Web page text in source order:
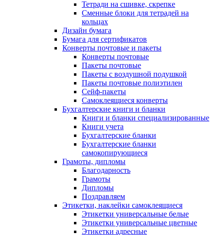
Тетради на сшивке, скрепке
Сменные блоки для тетрадей на
кольцах
Дизайн бумага
Бумага для сертификатов
Конверты почтовые и пакеты
Конверты почтовые
Пакеты почтовые
Пакеты с воздушной подушкой
Пакеты почтовые полиэтилен
Сейф-пакеты
Самоклеящиеся конверты
Бухгалтерские книги и бланки
Книги и бланки специализированные
Книги учета
Бухгалтерские бланки
Бухгалтерские бланки
самокопирующиеся
Грамоты, дипломы
Благодарность
Грамоты
Дипломы
Поздравляем
Этикетки, наклейки самоклеящиеся
Этикетки универсальные белые
Этикетки универсальные цветные
Этикетки адресные